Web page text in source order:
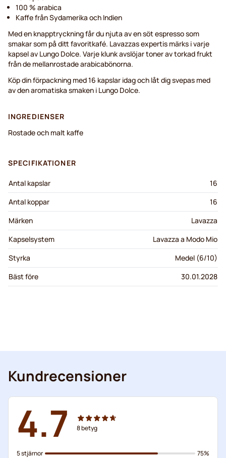
100 % arabica
Kaffe från Sydamerika och Indien
Med en knapptryckning får du njuta av en söt espresso som
smakar som på ditt favoritkafé. Lavazzas expertis märks i varje
kapsel av Lungo Dolce. Varje klunk avslöjar toner av torkad frukt
från de mellanrostade arabicabönorna.
Köp din förpackning med 16 kapslar idag och låt dig svepas med
av den aromatiska smaken i Lungo Dolce.
INGREDIENSER
Rostade och malt kaffe
SPECIFIKATIONER
Antal kapslar
16
Antal koppar
16
Märken
Lavazza
Kapselsystem
Lavazza a Modo Mio
Styrka
Medel (6/10)
Bäst före
30.01.2028
Kundrecensioner
4.7 8betyg
5 stjärnor
75%